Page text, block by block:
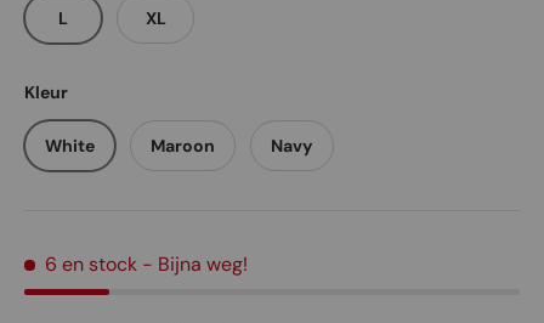
L XL
Kleur
White Maroon Navy
6 en stock - Bijna weg!